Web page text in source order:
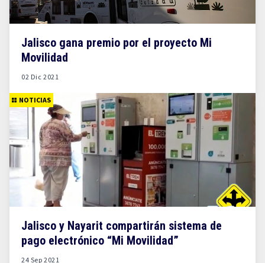
Jalisco gana premio por el proyecto Mi
Movilidad
02 Dic 2021
NOTICIAS
Jalisco y Nayarit compartirán sistema de
pago electrónico “Mi Movilidad”
24 Sep 2021